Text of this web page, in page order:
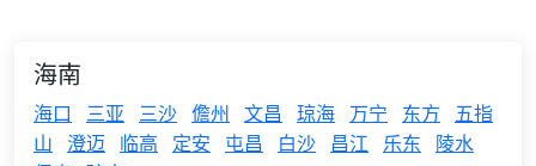
海南
海口 三亚 三沙 儋州 文昌 琼海 万宁 东方
五指
山
澄迈 临高 定安 屯昌 白沙 昌江 乐东
陵水